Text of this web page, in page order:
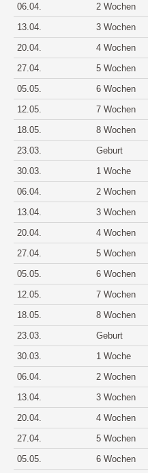
06.04.
2 Wochen
13.04.
3 Wochen
20.04.
4 Wochen
27.04.
5 Wochen
05.05.
6 Wochen
12.05.
7 Wochen
18.05.
8 Wochen
23.03.
Geburt
30.03.
1 Woche
06.04.
2 Wochen
13.04.
3 Wochen
20.04.
4 Wochen
27.04.
5 Wochen
05.05.
6 Wochen
12.05.
7 Wochen
18.05.
8 Wochen
23.03.
Geburt
30.03.
1 Woche
06.04.
2 Wochen
13.04.
3 Wochen
20.04.
4 Wochen
27.04.
5 Wochen
05.05.
6 Wochen